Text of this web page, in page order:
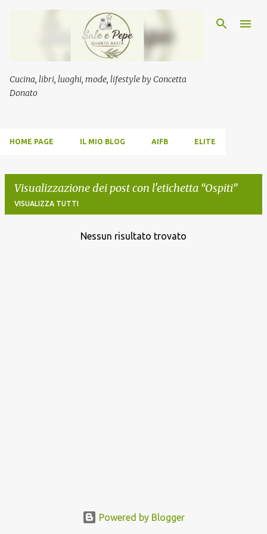
Passa ai contenuti principali
Cucina, libri, luoghi, mode, lifestyle by Concetta
Donato
HOME PAGE IL MIO BLOG AIFB ELITE
Visualizzazione dei post con l'etichetta Ospiti
VISUALIZZA TUTTI
Nessun risultato trovato
Powered by Blogger